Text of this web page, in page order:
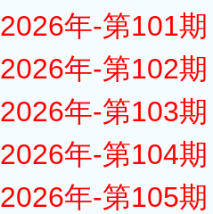
2026年-第101
2026年-第102
2026年-第103
2026年-第104
2026年-第105